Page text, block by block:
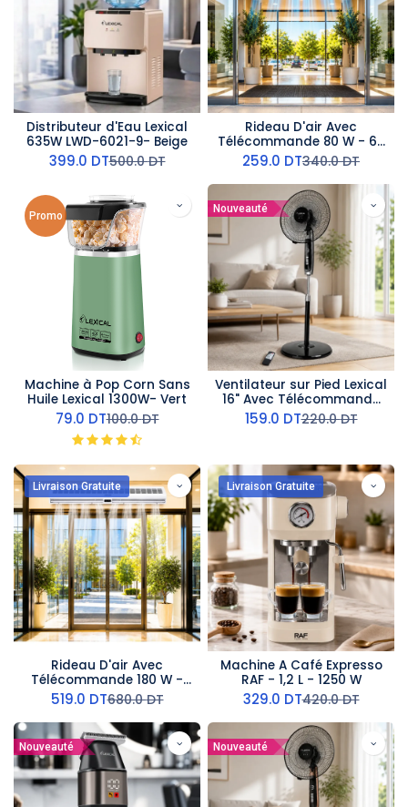
Distributeur d'Eau Lexical
635W LWD-6021-9- Beige
399.0 DT500.0DT
Rideau D'air Avec
Télécommande 80 W - 60
cm- AirMate
259.0 DT340.0DT
Promo
Machine à Pop Corn Sans
Huile Lexical 1300W- Vert
79.0 DT100.0DT
Nouveauté
Ventilateur sur Pied Lexical
16" Avec Télécommande
60W Argent
159.0 DT220.0DT
Livraison Gratuite
Rideau D'air Avec
Télécommande 180 W -
150 cm- AirMate
519.0 DT680.0DT
Livraison Gratuite
Machine A Café Expresso
RAF - 1,2 L - 1250 W
329.0 DT420.0DT
Nouveauté Nouveauté